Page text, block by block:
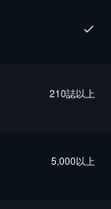
210誌以上
5,000以上